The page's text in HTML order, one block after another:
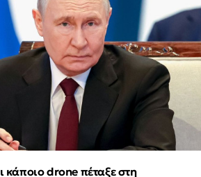
κάποιο drone πέταξε στη